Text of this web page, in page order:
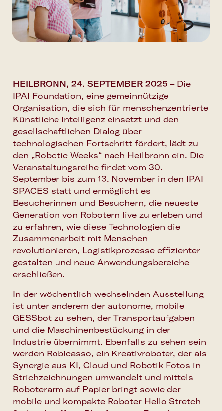
Newsletter
HEILBRONN, 24. SEPTEMBER 2025 – Die
IPAI Foundation, eine gemeinnützige
Organisation, die sich für menschenzentrierte
Künstliche Intelligenz einsetzt und den
gesellschaftlichen Dialog über
technologischen Fortschritt fördert, lädt zu
den „Robotic Weeks“ nach Heilbronn ein. Die
Veranstaltungsreihe findet vom 30.
September bis zum 13. November in den IPAI
SPACES statt und ermöglicht es
Besucherinnen und Besuchern, die neueste
Generation von Robotern live zu erleben und
zu erfahren, wie diese Technologien die
Zusammenarbeit mit Menschen
revolutionieren, Logistikprozesse effizienter
gestalten und neue Anwendungsbereiche
erschließen.
In der wöchentlich wechselnden Ausstellung
ist unter anderem der autonome, mobile
GESSbot zu sehen, der Transportaufgaben
und die Maschinenbestückung in der
Industrie übernimmt. Ebenfalls zu sehen sein
werden Robicasso, ein Kreativroboter, der als
Synergie aus KI, Cloud und Robotik Fotos in
Strichzeichnungen umwandelt und mittels
Roboterarm auf Papier bringt sowie der
mobile und kompakte Roboter Hello Stretch